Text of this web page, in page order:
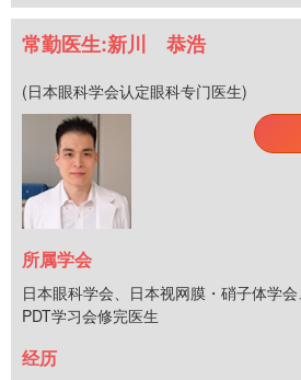
常勤医生:新川 恭浩
(日本眼科学会认定眼科专门医生)
所属学会
日本眼科学会、日本视网膜・硝子体学
PDT学习会修完医生
经历